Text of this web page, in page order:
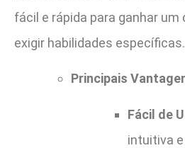
fácil e rápida para ganhar um
exigir habilidades específicas.
Principais
Fácil de
intuitiva